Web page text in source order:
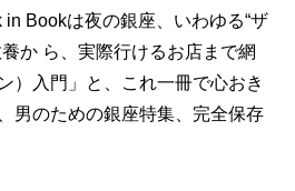
Bookは夜の銀座、いわゆる“ザ
か ら、実際行けるお店まで網
）入門」と、これ一冊で心おき
男のための銀座特集、完全保存